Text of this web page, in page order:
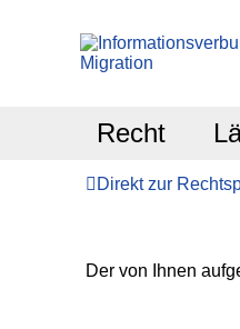
Recht
Direkt zur
Der von Ihnen